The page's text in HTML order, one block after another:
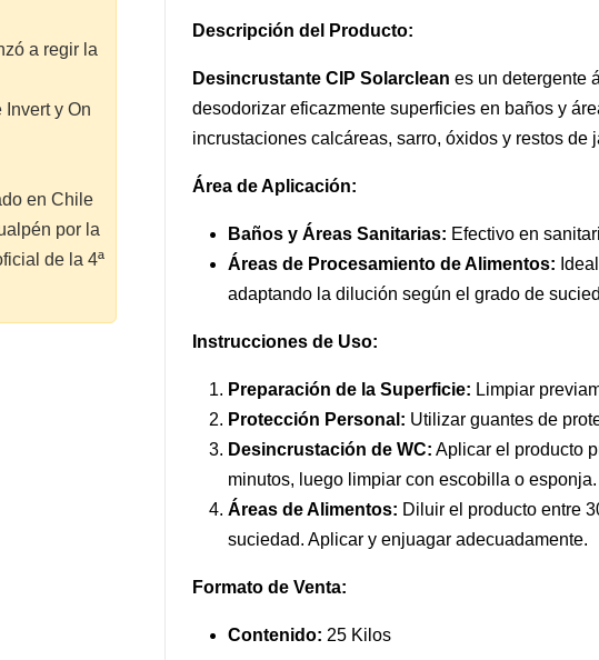
a regir la
y On
en Chile
por la
de la 4ª
Descripción del Producto:
Desincrustante CIP Solarclean es un detergente
desodorizar eficazmente superficies en baños y
incrustaciones calcáreas, sarro, óxidos y restos
Área de Aplicación:
Baños y Áreas Sanitarias: Efectivo en
Áreas de Procesamiento de Alimentos:
adaptando la dilución según el grado de
Instrucciones de Uso:
Preparación de la Superficie: Limpiar
Protección Personal: Utilizar guantes de
Desincrustación de WC: Aplicar el producto
minutos, luego limpiar con escobilla o
Áreas de Alimentos: Diluir el producto entre
suciedad. Aplicar y enjuagar adecuadamente.
Formato de Venta:
Contenido: 25 Kilos